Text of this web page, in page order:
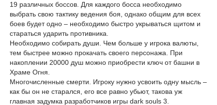
19 различных боссов. Для каждого босса необходимо
выбрать свою тактику ведения боя, однако общим для всех
боев будет одно – необходимо быстро укрываться щитом и
стараться ударить противника.
Необходимо собирать души. Чем больше у игрока валюты,
тем быстрее можно прокачать своего персонажа. При
накоплении 20000 душ можно приобрести ключ от башни в
Храме Огня.
Многочисленные смерти. Игроку нужно усвоить одну мысль –
как бы он не старался, его все равно убьют, такова уж
главная задумка разработчиков игры dark souls 3.